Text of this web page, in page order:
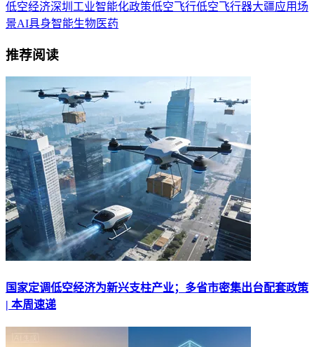
低空经济深圳 工业智能化政策低空飞行低空飞行器大疆应用场
景AI具身智能生物医药
推荐阅读
国家定调低空经济为新兴支柱产业；多省市密集出台配套政策
| 本周速递